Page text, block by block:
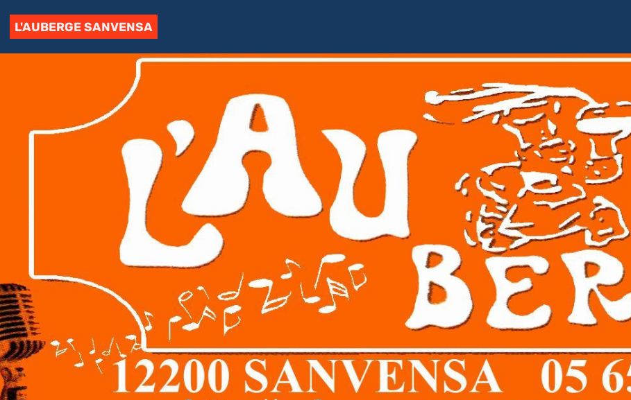
L'AUBERGE SANVENSA